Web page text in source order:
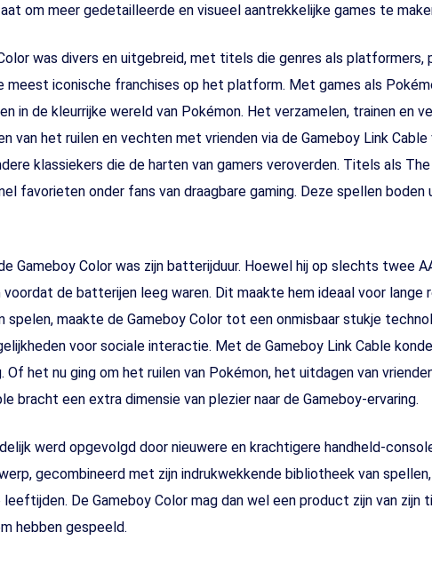
om meer gedetailleerde en visueel aantrekkelijke games te
was divers en uitgebreid, met titels die genres als platformers,
meest iconische franchises op het platform. Met games als
in de kleurrijke wereld van Pokémon. Het verzamelen, trainen en
van het ruilen en vechten met vrienden via de Gameboy Link
klassiekers die de harten van gamers veroverden. Titels als
favorieten onder fans van draagbare gaming. Deze spellen
Gameboy Color was zijn batterijduur. Hoewel hij op slechts twee
voordat de batterijen leeg waren. Dit maakte hem ideaal voor
maakte de Gameboy Color tot een onmisbaar stukje
voor sociale interactie. Met de Gameboy Link Cable
Of het nu ging om het ruilen van Pokémon, het uitdagen van
bracht een extra dimensie van plezier naar de Gameboy-ervaring.
werd opgevolgd door nieuwere en krachtigere handheld-
gecombineerd met zijn indrukwekkende bibliotheek van
De Gameboy Color mag dan wel een product zijn van
hebben gespeeld.